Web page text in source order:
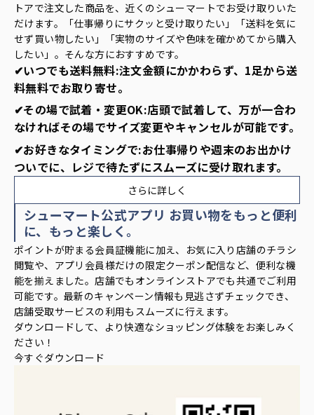
トアで注文した商品を、近くのシューマートでお受け取りいた
だけます。「仕事帰りにサクッと受け取りたい」「送料を気に
せず買い物したい」「実物のサイズや色味を確かめてから購入
したい」。そんな方におすすめです。
✔いつでも送料無料:注文金額にかかわらず、1足から送
料無料でお取り寄せ。
✔その場で試着・変更OK:店頭で試着して、万が一合わ
なければその場でサイズ変更やキャンセルが可能です。
✔お好きなタイミングで:お仕事帰りや週末のお出かけ
ついでに、レジで待たずにスムーズに受け取れます。
さらに詳しく
シューマート公式アプリ お買い物をもっと便利
に、もっと楽しく。
ポイントが貯まる会員証機能に加え、お気に入り店舗のチラシ
閲覧や、アプリ会員様だけの限定クーポン配信など、便利な機
能を揃えました。店舗でもオンラインストアでも共通でご利用
可能です。最新のキャンペーン情報も見逃さずチェックでき、
店舗受取サービスの利用もスムーズに行えます。
ダウンロードして、より快適なショッピング体験をお楽しみく
ださい！
今すぐダウンロード